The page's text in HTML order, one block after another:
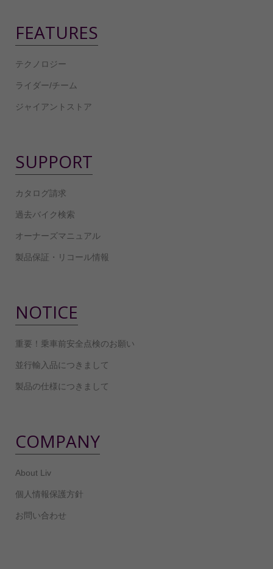
FEATURES
テクノロジー
ライダー/チーム
ジャイアントストア
SUPPORT
カタログ請求
過去バイク検索
オーナーズマニュアル
製品保証・リコール情報
NOTICE
重要！乗車前安全点検のお願い
並行輸入品につきまして
製品の仕様につきまして
COMPANY
About Liv
個人情報保護方針
お問い合わせ